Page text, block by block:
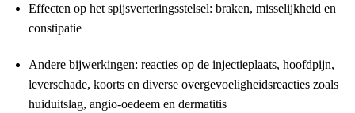
Effecten op het spijsverteringsstelsel: braken, misselijkheid en
constipatie
Andere bijwerkingen: reacties op de injectieplaats, hoofdpijn,
leverschade, koorts en diverse overgevoeligheidsreacties zoals
huiduitslag, angio-oedeem en dermatitis